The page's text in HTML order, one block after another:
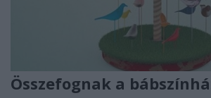
Összefognak a